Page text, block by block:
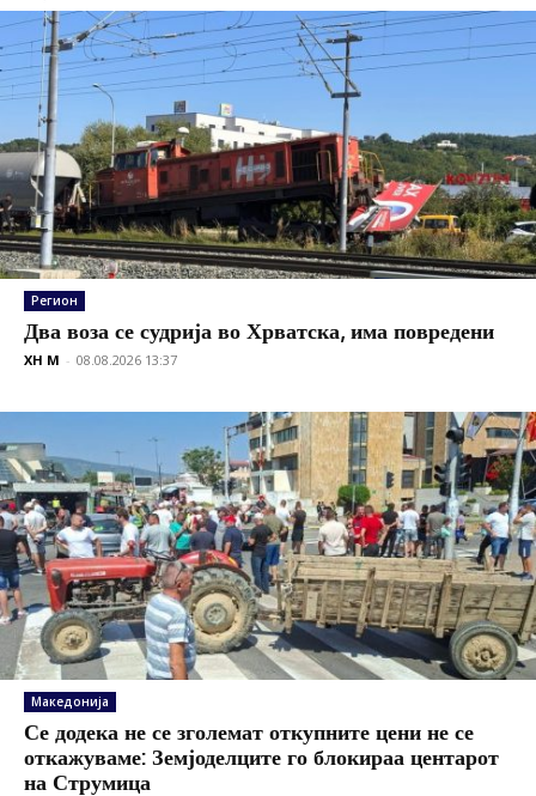
Регион
Два воза се судрија во Хрватска, има повредени
XH M - 08.08.2026 13:37
Македонија
Се додека не се зголемат откупните цени не се
откажуваме: Земјоделците го блокираа центарот
на Струмица